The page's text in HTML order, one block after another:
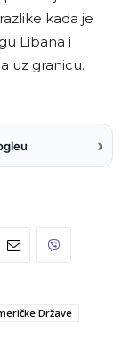
kada je
Libana i
uz granicu.
›
Države